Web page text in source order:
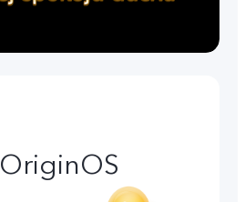
OriginOS